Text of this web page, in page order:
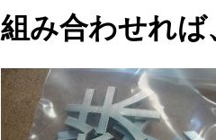
組み合わせれば